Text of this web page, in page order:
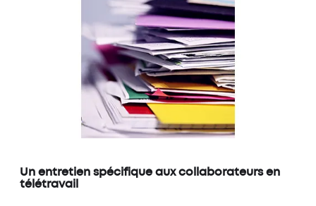
Un entretien spécifique aux collaborateurs en
télétravail